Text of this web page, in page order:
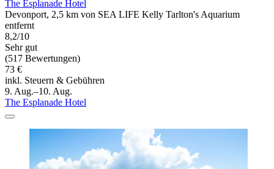
The Esplanade Hotel
Devonport, 2,5 km von SEA LIFE Kelly Tarlton's Aquarium
entfernt
8,2/10
Sehr gut
(517 Bewertungen)
73 €
inkl. Steuern & Gebühren
9. Aug.–10. Aug.
The Esplanade Hotel